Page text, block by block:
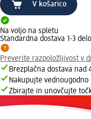
V košarico
Na voljo na spletu
Standardna dostava 1-3
Preverite razpoložljivost v
Brezplačna dostava nad
Nakupujte vednougodno
Zbirajte in unovčujte